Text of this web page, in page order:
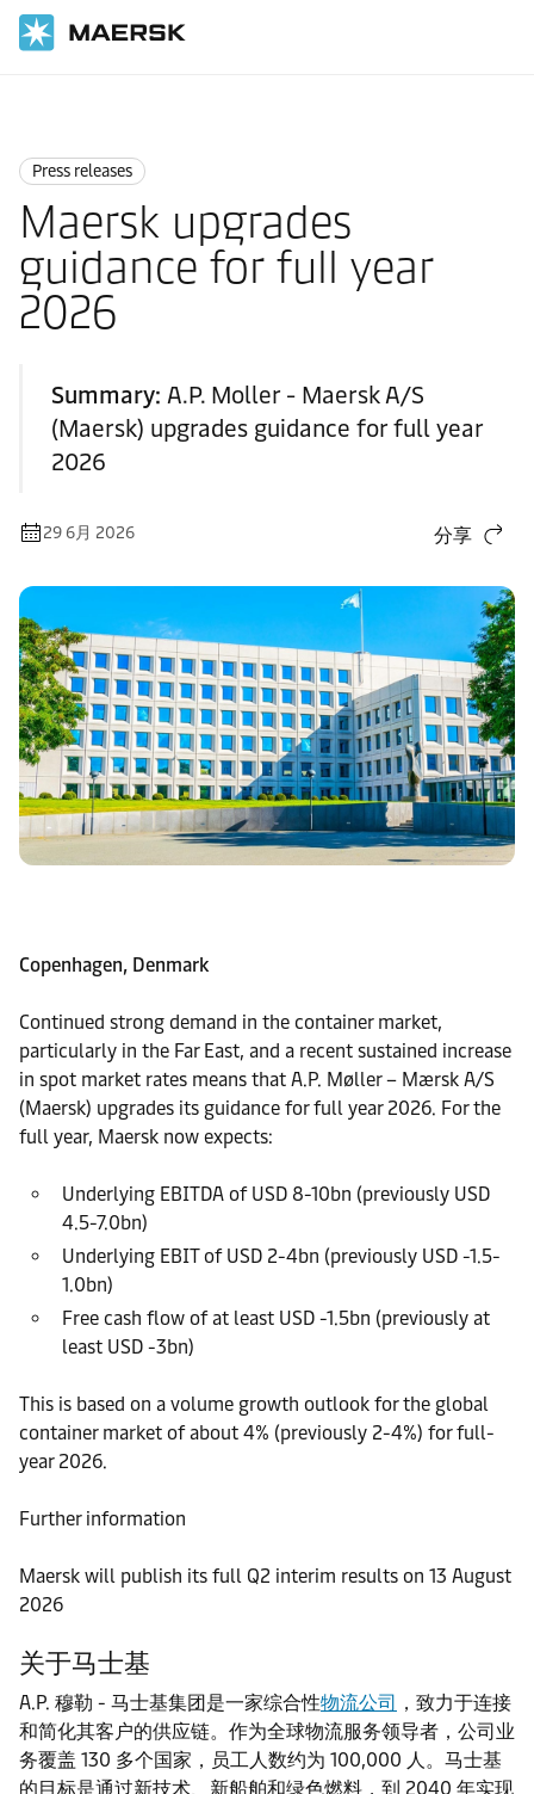
Press releases
Maersk upgrades
guidance for full year
2026
Summary: A.P. Moller - Maersk A/S
(Maersk) upgrades guidance for full year
2026
29 6月 2026 分享
Copenhagen, Denmark
Continued strong demand in the container market,
particularly in the Far East, and a recent sustained increase
in spot market rates means that A.P. Møller – Mærsk A/S
(Maersk) upgrades its guidance for full year 2026. For the
full year, Maersk now expects:
Underlying EBITDA of USD 8-10bn (previously USD
4.5-7.0bn)
Underlying EBIT of USD 2-4bn (previously USD -1.5-
1.0bn)
Free cash flow of at least USD -1.5bn (previously at
least USD -3bn)
This is based on a volume growth outlook for the global
container market of about 4% (previously 2-4%) for full-
year 2026.
Further information
Maersk will publish its full Q2 interim results on 13 August
2026
关于马士基
A.P. 穆勒 - 马士基集团是一家综合性物流公司 ，致力于连接
和简化其客户的供应链。作为全球物流服务领导者，公司业
务覆盖 130 多个国家，员工人数约为 100,000 人。马士基
的目标是通过新技术、新船舶和绿色燃料，到 2040 年实现